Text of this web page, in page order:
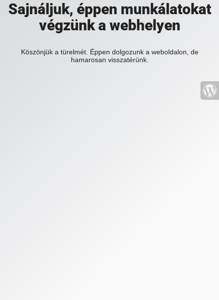
Sajnáljuk, éppen munkálatokat
végzünk a webhelyen
Köszönjük a türelmét. Éppen dolgozunk a weboldalon, de
hamarosan visszatérünk.